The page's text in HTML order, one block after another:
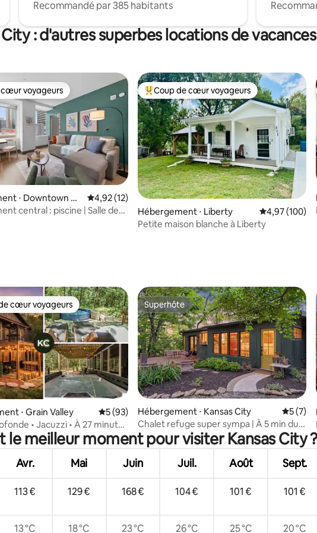
Recommandé par 385 habitants
City : d'autres superbes locations de vacances
la base de 82 commentaires : 4,9 sur 5
cœur voyageurs
voyageurs
⋅ Downtown Ka
Évaluation moyenne sur la base de 12 commentaires :
4,92 (12)
central : piscine | Salle de
Coups de cœur voyageurs les plus appréciés
Coup de cœur voyageurs
Hébergement ⋅ Liberty Évaluation
4,97 (100)
Petite maison blanche à Liberty
la base de 95 commentaires : 4,95 sur 5
cœur voyageurs les plus appréciés
cœur voyageurs
⋅ Grain Valley Évaluation moyenne sur la base de 93 commentaires
5 (93)
• Jacuzzi • À 27 minutes
Superhôte
Superhôte
Hébergement ⋅ Kansas City
5 (7)
Chalet refuge super sympa | À 5 min du
centre-ville de Kansas City
le meilleur moment pour visiter Kansas City ?
Avr. Mai Juin Juil. Août Sept.
113 € 129 € 168 € 104 € 101 € 101 €
13 °C 18 °C 23 °C 26 °C 25 °C 20 °C